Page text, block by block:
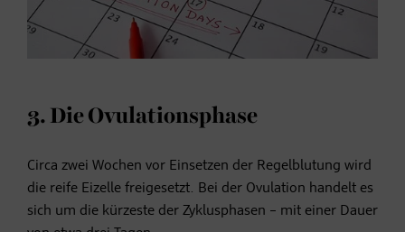
3. Die Ovulationsphase
Circa zwei Wochen vor Einsetzen der Regelblutung wird
die reife Eizelle freigesetzt. Bei der Ovulation handelt es
sich um die kürzeste der Zyklusphasen – mit einer Dauer